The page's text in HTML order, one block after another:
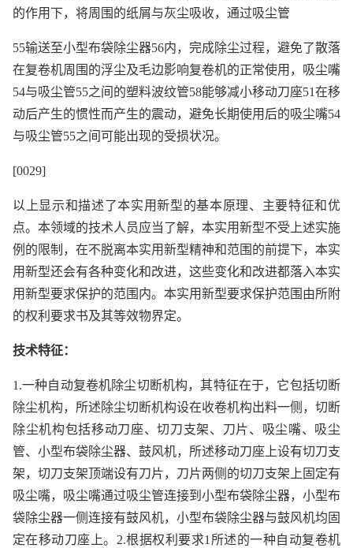
的作用下，将周围的纸屑与灰尘吸收，通过吸尘管
55输送至小型布袋除尘器56内，完成除尘过程，避免了散落
在复卷机周围的浮尘及毛边影响复卷机的正常使用，吸尘嘴
54与吸尘管55之间的塑料波纹管58能够减小移动刀座51在移
动后产生的惯性而产生的震动，避免长期使用后的吸尘嘴54
与吸尘管55之间可能出现的受损状况。
[0029]
以上显示和描述了本实用新型的基本原理、主要特征和优
点。本领域的技术人员应当了解，本实用新型不受上述实施
例的限制，在不脱离本实用新型精神和范围的前提下，本实
用新型还会有各种变化和改进，这些变化和改进都落入本实
用新型要求保护的范围内。本实用新型要求保护范围由所附
的权利要求书及其等效物界定。
技术特征：
1.一种自动复卷机除尘切断机构，其特征在于，它包括切断
除尘机构，所述除尘切断机构设在收卷机构出料一侧，切断
除尘机构包括移动刀座、切刀支架、刀片、吸尘嘴、吸尘
管、小型布袋除尘器、鼓风机，所述移动刀座上设有切刀支
架，切刀支架顶端设有刀片，刀片两侧的切刀支架上固定有
吸尘嘴，吸尘嘴通过吸尘管连接到小型布袋除尘器，小型布
袋除尘器一侧连接有鼓风机，小型布袋除尘器与鼓风机均固
定在移动刀座上。2.根据权利要求1所述的一种自动复卷机